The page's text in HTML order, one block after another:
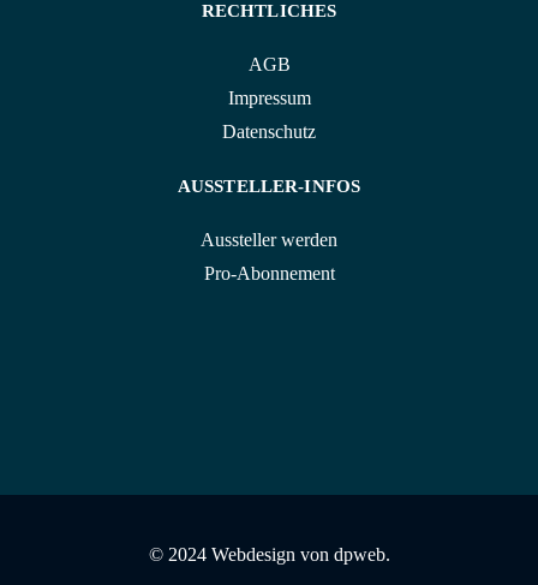
RECHTLICHES
AGB
Impressum
Datenschutz
AUSSTELLER-INFOS
Aussteller werden
Pro-Abonnement
© 2024 Webdesign von dpweb.